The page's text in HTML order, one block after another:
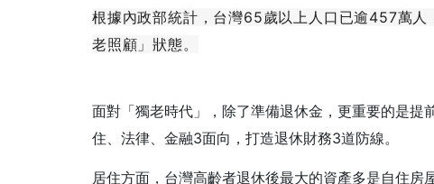
根據內政部統計，台灣65歲以上人口已逾457萬
老照顧」狀態。
面對「獨老時代」，除了準備退休金，更重要的是
住、法律、金融3面向，打造退休財務3道防線。
居住方面，台灣高齡者退休後最大的資產多是自住